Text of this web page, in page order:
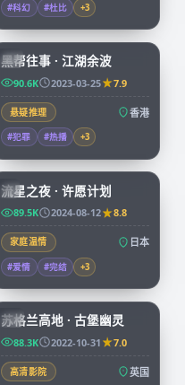
#科幻 #杜比 +3
HK
99:41
黑帮往事 · 江湖余波
90.6K 2023-03-25 7.9
悬疑推理 香港
#犯罪 #热播 +3
JP
流星之夜 · 许愿计划
89.5K 2024-08-12 8.8
家庭温情 日本
#爱情 #完结 +3
CN
99:39
苏格兰高地 · 古堡幽灵
88.3K 2022-10-31 7.0
高清影院 英国